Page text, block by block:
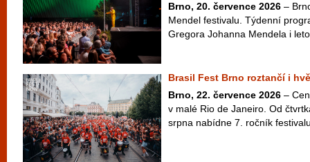
Brno, 20. července 2026 –
Mendel festivalu. Týdenní
Gregora Johanna Mendela i
Brasil Fest Brno roztančí i
Brno, 22. července 2026 –
v malé Rio de Janeiro. Od
srpna nabídne 7. ročník